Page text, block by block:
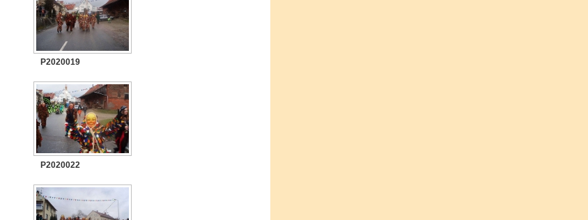
P2020019
P2020022